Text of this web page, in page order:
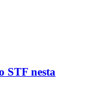
STF nesta